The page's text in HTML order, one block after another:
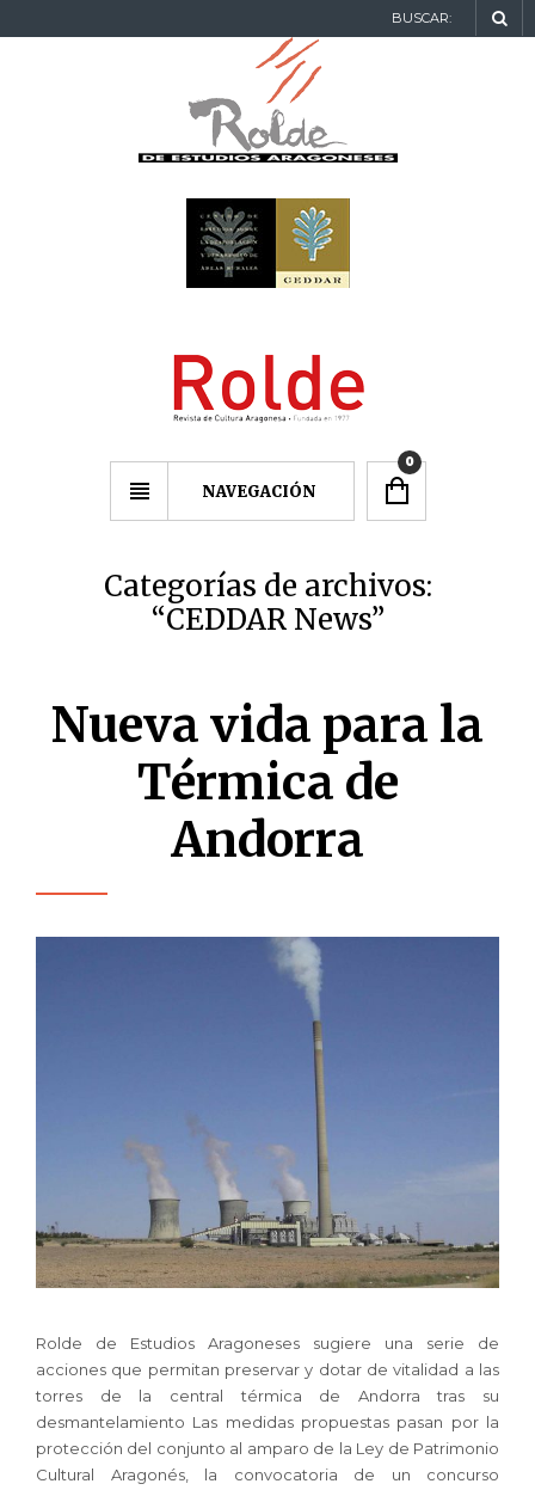
BUSCAR:
NAVEGACIÓN
0
Categorías de archivos:
“CEDDAR News”
Nueva vida para la
Térmica de
Andorra
Rolde de Estudios Aragoneses sugiere una serie de
acciones que permitan preservar y dotar de vitalidad a las
torres de la central térmica de Andorra tras su
desmantelamiento Las medidas propuestas pasan por la
protección del conjunto al amparo de la Ley de Patrimonio
Cultural Aragonés, la convocatoria de un concurso